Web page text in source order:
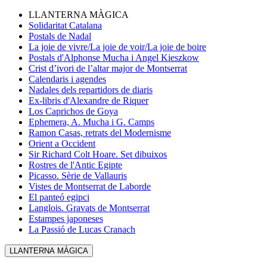
LLANTERNA MÀGICA
Solidaritat Catalana
Postals de Nadal
La joie de vivre/La joie de voir/La joie de boire
Postals d'Alphonse Mucha i Angel Kieszkow
Crist d’ivori de l’altar major de Montserrat
Calendaris i agendes
Nadales dels repartidors de diaris
Ex-libris d'Alexandre de Riquer
Los Caprichos de Goya
Ephemera, A. Mucha i G. Camps
Ramon Casas, retrats del Modernisme
Orient a Occident
Sir Richard Colt Hoare. Set dibuixos
Rostres de l'Antic Egipte
Picasso. Sèrie de Vallauris
Vistes de Montserrat de Laborde
El panteó egipci
Langlois. Gravats de Montserrat
Estampes japoneses
La Passió de Lucas Cranach
LLANTERNA MÀGICA